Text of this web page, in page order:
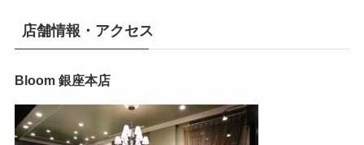
店舗情報・アクセス
Bloom 銀座本店